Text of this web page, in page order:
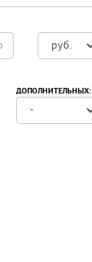
ДОПОЛНИТЕЛЬНЫХ: